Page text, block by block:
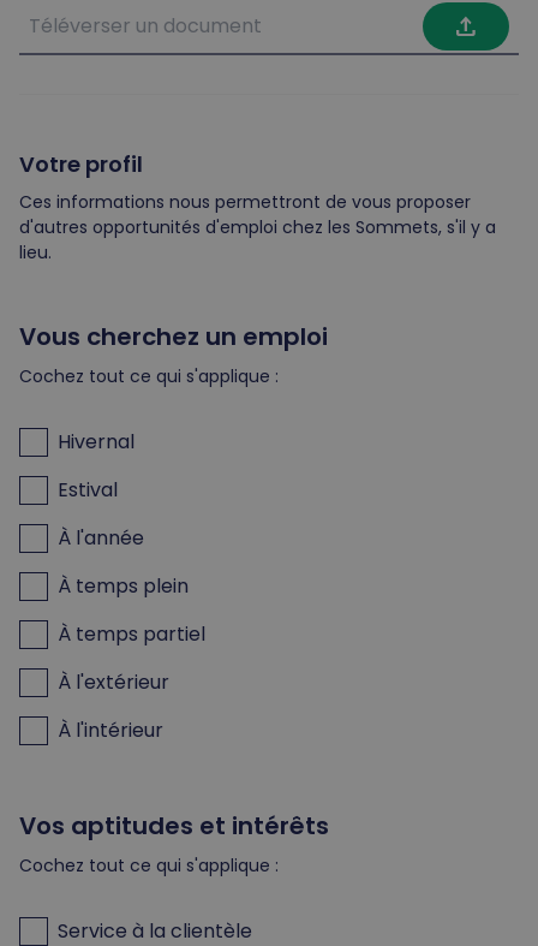
file_upload
Votre profil
Ces informations nous permettront de vous proposer
d'autres opportunités d'emploi chez les Sommets, s'il y a
lieu.
Vous cherchez un emploi
Cochez tout ce qui s'applique :
Hivernal
Estival
À l'année
À temps plein
À temps partiel
À l'extérieur
À l'intérieur
Vos aptitudes et intérêts
Cochez tout ce qui s'applique :
Service à la clientèle